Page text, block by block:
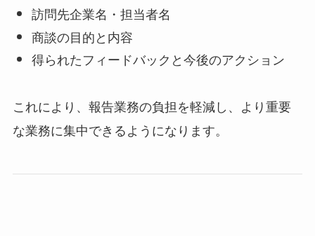
訪問先企業名・担当者名
商談の目的と内容
得られたフィードバックと今後のアクション
これにより、報告業務の負担を軽減し、より重要
な業務に集中できるようになります。